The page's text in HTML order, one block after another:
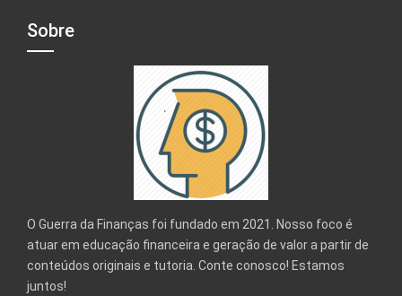
Sobre
O Guerra da Finanças foi fundado em 2021. Nosso foco é
atuar em educação financeira e geração de valor a partir de
conteúdos originais e tutoria. Conte conosco! Estamos
juntos!